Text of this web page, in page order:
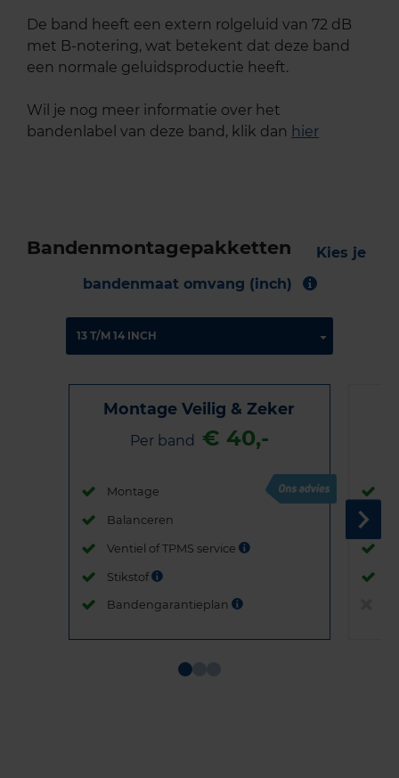
De band heeft een extern rolgeluid van 72 dB
met B-notering, wat betekent dat deze band
een normale geluidsproductie heeft.
Wil je nog meer informatie over het
bandenlabel van deze band, klik dan hier
Bandenmontagepakketten
Kies je
bandenmaat omvang (inch)
Montage Veilig & Zeker
Per band € 40,-
Montage
Balanceren
Ventiel of TPMS service
Stikstof
Bandengarantieplan